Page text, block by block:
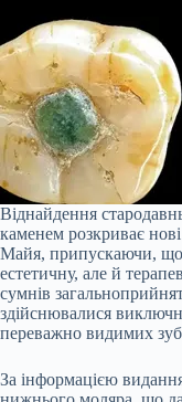
Віднайдення
каменем розкриває нові
Майя, припускаючи,
естетичну, але й
сумнів
здійснювалися
переважно видимих
За інформацією